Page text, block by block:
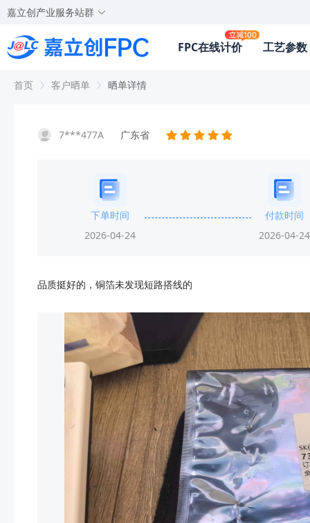
嘉立创产业服务站群
FPC在线计价 工艺参数
首页 客户晒单 晒单详情
7***477A 广东省
下单时间
2026-04-24
付款时间
2026-04-24
品质挺好的，铜箔未发现短路搭线的